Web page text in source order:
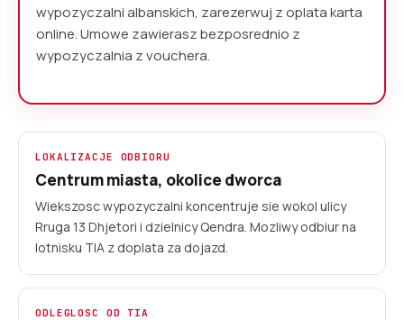
najwiekszym jeziorem na Balkanach, 100 km na
polnoc od lotniska w Tiranie. Z wynajmem
samochodu odkryjesz jezioro Szkoderskie, Alpy
przesmyk Vermosh do Czarnogory. Porownujemy
Lotnisko Tirana 90 km / 1h 20min
Theth 70 km / 2h 30min szutrem
8+ lokalnych wypozyczalni
Przejscie graniczne Hani i Hotit 40 km
wypozyczalni albanskich, zarezerwuj z oplata karta
online. Umowe zawierasz bezposrednio z
wypozyczalnia z vouchera.
LOKALIZACJE ODBIORU
Centrum miasta, okolice dworca
Wiekszosc wypozyczalni koncentruje sie wokol ulicy
Rruga 13 Dhjetori i dzielnicy Qendra. Mozliwy odbiur na
lotnisku TIA z doplata za dojazd.
ODLEGLOSC OD TIA